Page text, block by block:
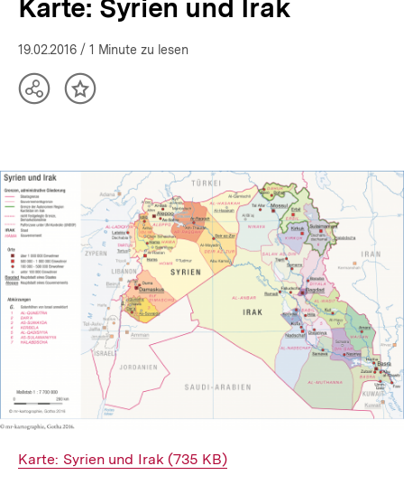
Karte: Syrien und Irak
19.02.2016 / 1 Minute zu lesen
TeilenInhalt
Interner
Karte: Syrien und Irak (735 KB)